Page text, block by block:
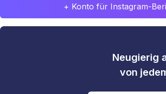
+ Konto für Instagram-
Neugierig
von